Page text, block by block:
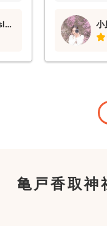
た
は撮
青柳理沙 / naturalphoto slow
亀戸香取神